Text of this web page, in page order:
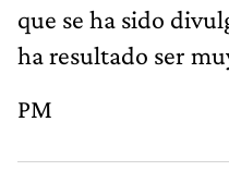
que se ha sido
ha resultado ser
PM